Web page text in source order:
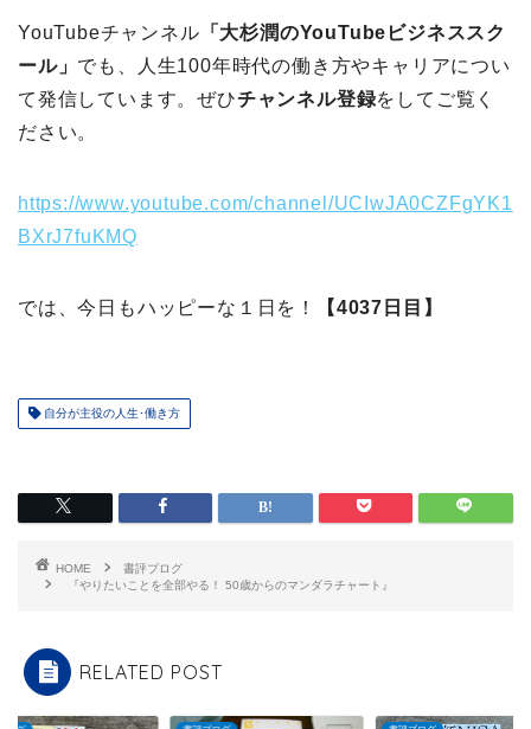
YouTubeチャンネル 「大杉潤のYouTubeビジネススク
ール」 でも、人生100年時代の働き方やキャリアについ
て発信しています。ぜひチャンネル登録をしてご覧く
ださい。
https://www.youtube.com/channel/UCIwJA0CZFgYK1
BXrJ7fuKMQ
では、今日もハッピーな１日を！ 【4037日目】
自分が主役の人生･働き方
HOME
書評ブログ
『やりたいことを全部やる！ 50歳からのマンダラチャート』
RELATED POST